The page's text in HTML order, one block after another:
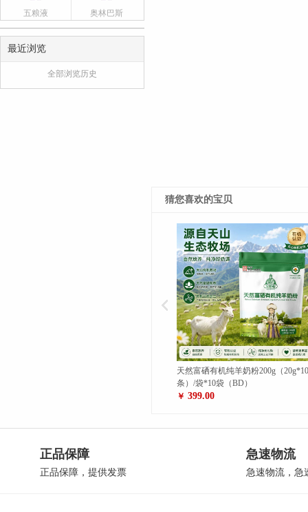
五粮液 奥林巴斯
最近浏览
全部浏览历史
猜您喜欢的宝贝
尚膳季语人参黄芪元气粉450克/罐
罐（BD）
￥ 199.00
正品保障
正品保障，提供发票
急速物流
急速物流，急